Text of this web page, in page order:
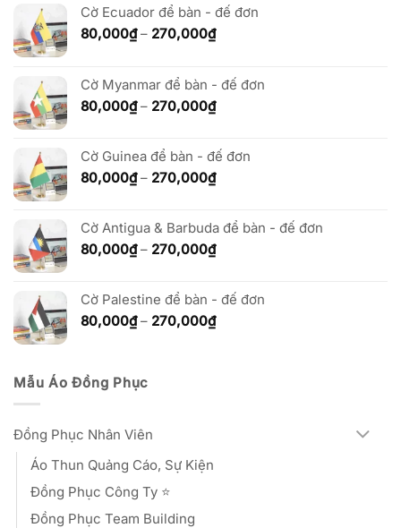
Cờ Ecuador để bàn - đế đơn
80,000₫ – 270,000₫Khoảng
80,000₫
đến
270,000₫
Cờ Myanmar để bàn - đế đơn
80,000₫ – 270,000₫Khoảng
80,000₫
đến
270,000₫
Cờ Guinea để bàn - đế đơn
80,000₫ – 270,000₫Khoảng
80,000₫
đến
270,000₫
Cờ Antigua & Barbuda để bàn - đế đơn
80,000₫ – 270,000₫Khoảng
80,000₫
đến
270,000₫
Cờ Palestine để bàn - đế đơn
80,000₫ – 270,000₫Khoảng
Mẫu Áo Đồng Phục
Đồng Phục Nhân Viên
Áo Thun Quảng Cáo, Sự Kiện
Đồng Phục Công Ty ⭐️
Đồng Phục Team Building